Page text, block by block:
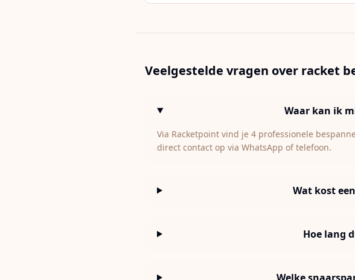
Veelgestelde vragen over racket
Waar kan ik
Via Racketpoint vind je 4 professionele
direct contact op via WhatsApp of telefoon.
Wat kost
Hoe lang